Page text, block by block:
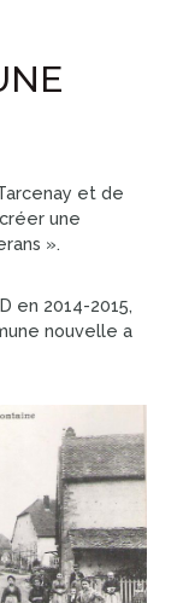
et de
une
».
en 2014-2015,
nouvelle a